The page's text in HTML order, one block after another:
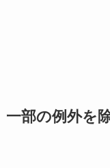
一部の例外を